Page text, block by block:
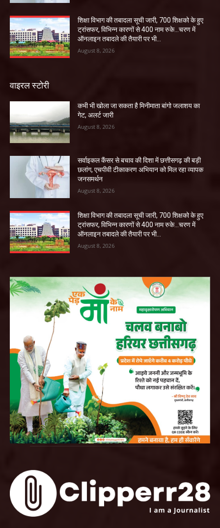
शिक्षा विभाग की तबादला सूची जारी, 700 शिक्षको के हुए
ट्रांसफर, विभिन्न कारणों से 400 नाम रुके…चरण में
ऑनलाइन तबादले की तैयारी पर भी...
August 8, 2026
वाइरल स्टोरी
कभी भी खोला जा सकता है मिनीमाता बांगो जलाशय का
गेट, अलर्ट जारी
August 8, 2026
सर्वाइकल कैंसर से बचाव की दिशा में छत्तीसगढ़ की बड़ी
छलांग, एचपीवी टीकाकरण अभियान को मिल रहा व्यापक
जनसमर्थन
August 8, 2026
शिक्षा विभाग की तबादला सूची जारी, 700 शिक्षको के हुए
ट्रांसफर, विभिन्न कारणों से 400 नाम रुके…चरण में
ऑनलाइन तबादले की तैयारी पर भी...
August 8, 2026